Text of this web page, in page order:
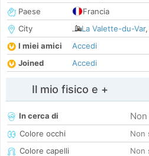
Paese
Francia
City
La Valette-du-Var,
I miei amici
Accedi
Joined
Accedi
Il mio fisico e +
In cerca di
Colore occhi
Non
Colore capelli
Non